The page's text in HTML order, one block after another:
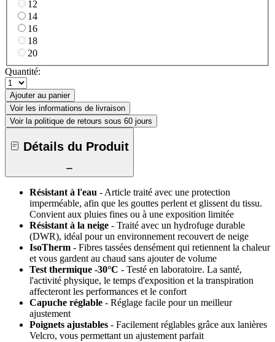
12
14
16
18
20
Quantité:
Ajouter au panier
Voir les informations de livraison
Voir la politique de retours sous 60 jours
Détails du Produit
Résistant à l'eau - Article traité avec une protection
imperméable, afin que les gouttes perlent et glissent du tissu.
Convient aux pluies fines ou à une exposition limitée
Résistant à la neige - Traité avec un hydrofuge durable
(DWR), idéal pour un environnement recouvert de neige
IsoTherm - Fibres tassées densément qui retiennent la chaleur
et vous gardent au chaud sans ajouter de volume
Test thermique -30°C - Testé en laboratoire. La santé,
l'activité physique, le temps d'exposition et la transpiration
affecteront les performances et le confort
Capuche réglable - Réglage facile pour un meilleur
ajustement
Poignets ajustables - Facilement réglables grâce aux lanières
Velcro, vous permettant un ajustement parfait